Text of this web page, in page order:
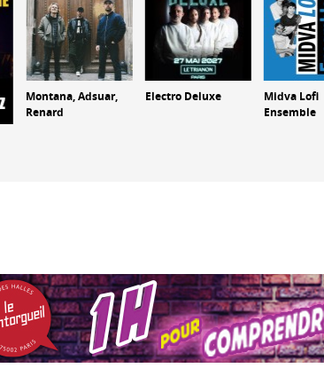
Montana, Adsuar,
Renard
Electro Deluxe
Midva Lofi
Ensemble